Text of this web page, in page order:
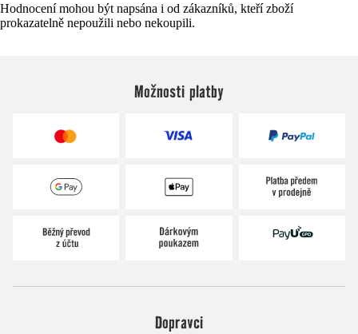
Hodnocení mohou být napsána i od zákazníků, kteří zboží
prokazatelně nepoužili nebo nekoupili.
Možnosti platby
Dopravci